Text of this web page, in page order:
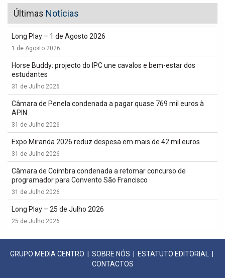
Últimas Notícias
Long Play – 1 de Agosto 2026
1 de Agosto 2026
Horse Buddy: projecto do IPC une cavalos e bem-estar dos
estudantes
31 de Julho 2026
Câmara de Penela condenada a pagar quase 769 mil euros à
APIN
31 de Julho 2026
Expo Miranda 2026 reduz despesa em mais de 42 mil euros
31 de Julho 2026
Câmara de Coimbra condenada a retomar concurso de
programador para Convento São Francisco
31 de Julho 2026
Long Play – 25 de Julho 2026
25 de Julho 2026
GRUPO MEDIA CENTRO SOBRE NÓS ESTATUTO EDITORIAL
CONTACTOS